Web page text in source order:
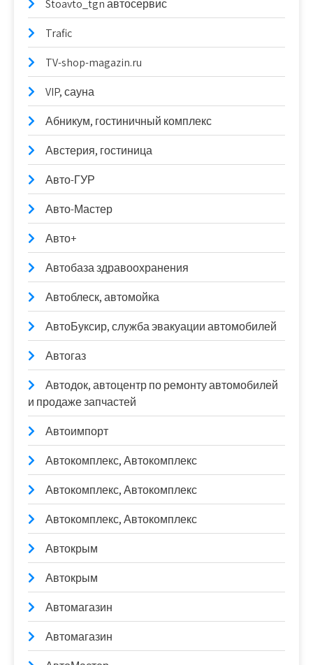
Stoavto_tgn автосервис
Trafic
TV-shop-magazin.ru
VIP, сауна
Абникум, гостиничный комплекс
Австерия, гостиница
Авто-ГУР
Авто-Мастер
Авто+
Автобаза здравоохранения
Автоблеск, автомойка
АвтоБуксир, служба эвакуации автомобилей
Автогаз
Автодок, автоцентр по ремонту автомобилей
и продаже запчастей
Автоимпорт
Автокомплекс, Автокомплекс
Автокомплекс, Автокомплекс
Автокомплекс, Автокомплекс
Автокрым
Автокрым
Автомагазин
Автомагазин